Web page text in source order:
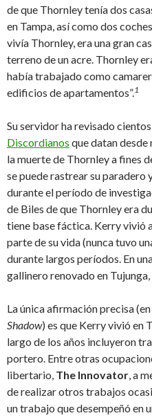
de que Thornley tenía dos
en Tampa, así como dos
vivía Thornley, era una gran
terreno de un acre. Thornley
había trabajado como
edificios de apartamentos”.1
Su servidor ha revisado
Discordianos que datan desde
la muerte de Thornley a fines
se puede rastrear su paradero
durante el período de
de Biles de que Thornley era
tiene base fáctica. Kerry vivió
parte de su vida (nunca tuvo
durante largos períodos. En
gallinero renovado en
La única afirmación precisa
Shadow) es que Kerry vivió en
largo de los años incluyeron
portero. Entre otras
libertario, The Innovator, a
de realizar otros trabajos
un trabajo que desempeñó en